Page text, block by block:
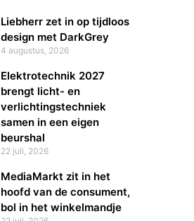
Liebherr zet in op tijdloos
design met DarkGrey
4 augustus, 2026
Elektrotechnik 2027
brengt licht- en
verlichtingstechniek
samen in een eigen
beurshal
22 juli, 2026
MediaMarkt zit in het
hoofd van de consument,
bol in het winkelmandje